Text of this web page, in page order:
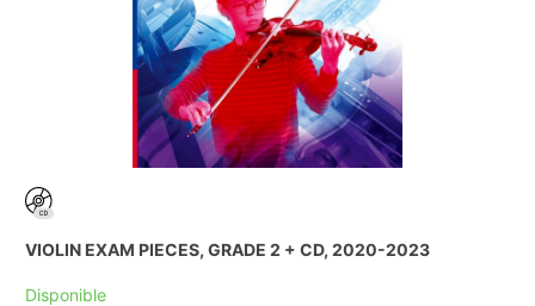
VIOLIN EXAM PIECES, GRADE 2 + CD, 2020-2023
Disponible